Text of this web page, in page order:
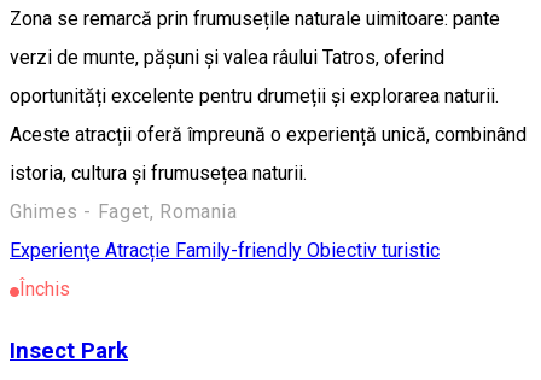
Zona se remarcă prin frumusețile naturale uimitoare: pante
verzi de munte, pășuni și valea râului Tatros, oferind
oportunități excelente pentru drumeții și explorarea naturii.
Aceste atracții oferă împreună o experiență unică, combinând
istoria, cultura și frumusețea naturii.
Ghimes - Faget, Romania
Experienţe Atracție Family-friendly Obiectiv turistic
Închis
Insect Park